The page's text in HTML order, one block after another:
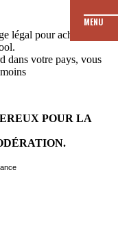
légal pour acheter et
dans votre pays, vous
POUR LA
MENU